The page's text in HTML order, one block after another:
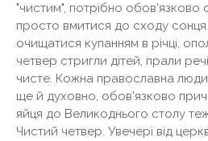
"чистим", потрібно обов'язково
просто вмитися до сходу
очищатися купанням в річці,
четвер стригли дітей, прали
чисте. Кожна православна
ще й духовно, обов'язково
яйця до Великоднього столу
Чистий четвер. Увечері від